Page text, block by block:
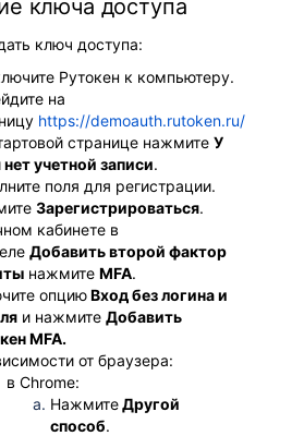
ключа доступа
ключ доступа:
Рутокен к компьютеру.
на
https://demoauth.rutoken.ru/
странице нажмите У
учетной записи.
поля для регистрации.
Зарегистрироваться.
кабинете в
Добавить второй фактор
нажмите MFA.
опциюВход без логина и
и нажмите Добавить
MFA.
от браузера:
в Chrome:
НажмитеДругой
способ.